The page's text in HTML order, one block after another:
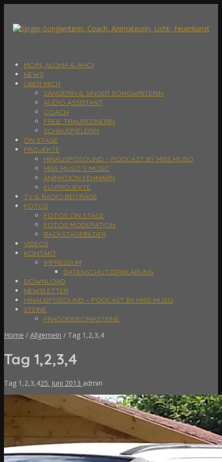
MOIN, ALOHA & AHOI
NEWS
ÜBER MICH
SÄNGERIN & SINGER SONGWRITERIN
AUDIO ASSISTANT
COACH
FREIE TRAUREDNERIN
SCHAUSPIELERIN
ON STAGE
PROJEKTE
HINAUSPOSOUND – PODCAST BY MISS MUSO
MISS MUSO´S MUSIC
ANIMATION FEHMARN
EU-PROJEKTE
TV & RADIO BEITRÄGE
FOTOS
FOTOS ON STAGE
FOTOS MODERATION
BACKSTAGEBILDER
VIDEOS
KONTAKT
IMPRESSUM
DATENSCHUTZERKLÄRUNG
DOWNLOAD
NEWSLETTER
HINAUSPOSOUND – PODCAST BY MISS MUSO
STEINE
FRAGDEINEOMASTEINE
Home / Allgemein / Tag 1,2,3,4
Tag 1,2,3,4
Tag 1,2,3,425. Juni 2013 admin